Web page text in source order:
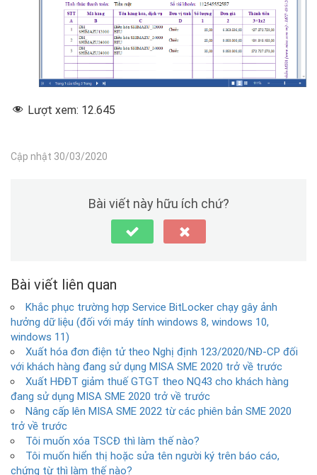
Lượt xem: 12.645
Cập nhật 30/03/2020
Bài viết này hữu ích chứ?
Bài viết liên quan
Khắc phục trường hợp Service BitLocker chạy gây ảnh
hưởng dữ liệu (đối với máy tính windows 8, windows 10,
windows 11)
Xuất hóa đơn điện tử theo Nghị định 123/2020/NĐ-CP đối
với khách hàng đang sử dụng MISA SME 2020 trở về trước
Xuất HĐĐT giảm thuế GTGT theo NQ43 cho khách hàng
đang sử dụng MISA SME 2020 trở về trước
Nâng cấp lên MISA SME 2022 từ các phiên bản SME 2020
trở về trước
Tôi muốn xóa TSCĐ thì làm thế nào?
Tôi muốn hiển thị hoặc sửa tên người ký trên báo cáo,
chứng từ thì làm thế nào?